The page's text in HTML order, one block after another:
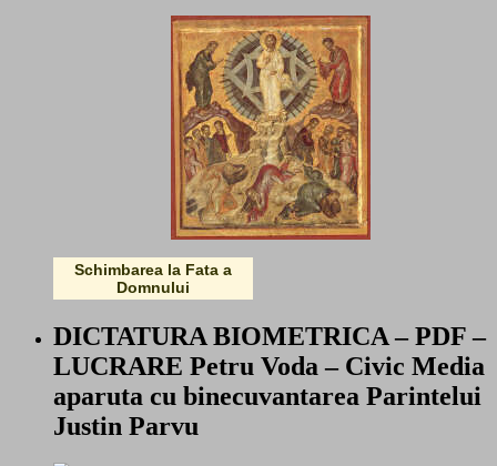
Schimbarea la Fata a
Domnului
DICTATURA BIOMETRICA – PDF –
LUCRARE Petru Voda – Civic Media
aparuta cu binecuvantarea Parintelui
Justin Parvu